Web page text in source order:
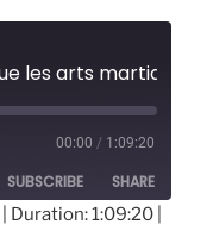
00:00 / 1:09:20
SUBSCRIBE SHARE
Duration: 1:09:20